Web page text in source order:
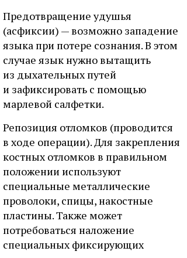
Предотвращение удушья
(асфиксии) — возможно западение
языка при потере сознания. В этом
случае язык нужно вытащить
из дыхательных путей
и зафиксировать с помощью
марлевой салфетки.
Репозиция отломков (проводится
в ходе операции). Для закрепления
костных отломков в правильном
положении используют
специальные металлические
проволоки, спицы, накостные
пластины. Также может
потребоваться наложение
специальных фиксирующих